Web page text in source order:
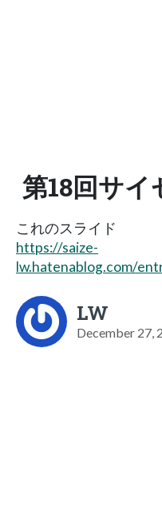
第18回サイ
これのスライド
https://saize-
lw.hatenablog.com/
LW
December 27,